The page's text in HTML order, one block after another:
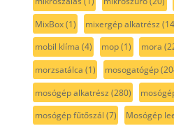
MixBox(1) mixergép alkatrész
mobil klíma (4) mop(1) mora
morzsatálca (1) mosogatógép
mosógép alkatrész (280)
mosógép fűtőszál (7) Mosógép